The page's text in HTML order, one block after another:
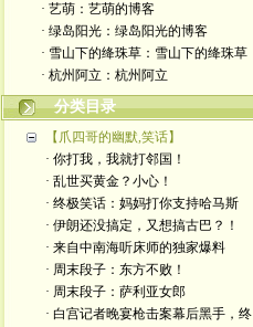
· 艺萌：艺萌的博客
· 绿岛阳光：绿岛阳光的博客
· 雪山下的绛珠草：雪山下的绛珠草
· 杭州阿立：杭州阿立
分类目录
【爪四哥的幽默,笑话】
· 你打我，我就打邻国！
· 乱世买黄金？小心！
· 终极笑话：妈妈打你支持哈马斯
· 伊朗还没搞定，又想搞古巴？！
· 来自中南海听床师的独家爆料
· 周末段子：东方不败！
· 周末段子：萨利亚女郎
· 白宫记者晚宴枪击案幕后黑手，终